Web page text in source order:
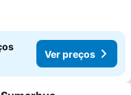
Ver preços